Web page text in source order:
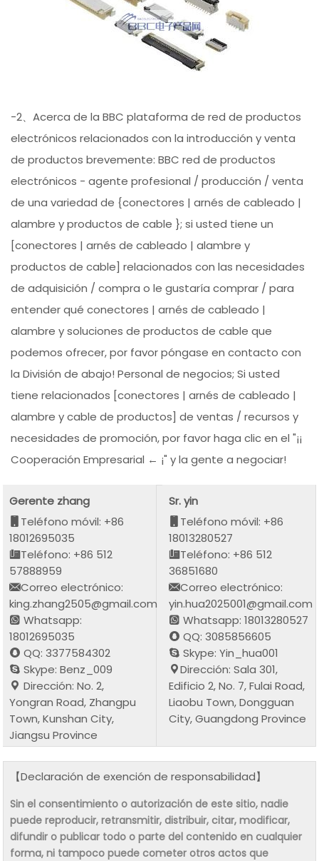
-2、Acerca de la BBC plataforma de red de productos
electrónicos relacionados con la introducción y venta
de productos brevemente: BBC red de productos
electrónicos - agente profesional / producción / venta
de una variedad de {conectores | arnés de cableado |
alambre y productos de cable }; si usted tiene un
[conectores | arnés de cableado | alambre y
productos de cable] relacionados con las necesidades
de adquisición / compra o le gustaría comprar / para
entender qué conectores | arnés de cableado |
alambre y soluciones de productos de cable que
podemos ofrecer, por favor póngase en contacto con
la División de abajo! Personal de negocios; Si usted
tiene relacionados [conectores | arnés de cableado |
alambre y cable de productos] de ventas / recursos y
necesidades de promoción, por favor haga clic en el "¡¡
Cooperación Empresarial ← ¡" y la gente a negociar!
Gerente zhang
Teléfono móvil: +86
18012695035
Teléfono: +86 512
57888959
Correo electrónico:
king.zhang2505@gmail.com
Whatsapp:
18012695035
QQ: 3377584302
Skype: Benz_009
Dirección: No. 2,
Yongran Road, Zhangpu
Town, Kunshan City,
Jiangsu Province
Sr. yin
Teléfono móvil: +86
18013280527
Teléfono: +86 512
36851680
Correo electrónico:
yin.hua2025001@gmail.com
Whatsapp: 18013280527
QQ: 3085856605
Skype: Yin_hua001
Dirección: Sala 301,
Edificio 2, No. 7, Fulai Road,
Liaobu Town, Dongguan
City, Guangdong Province
【Declaración de exención de responsabilidad】
Sin el consentimiento o autorización de este sitio, nadie
puede reproducir, retransmitir, distribuir, citar, modificar,
difundir o publicar todo o parte del contenido en cualquier
forma, ni tampoco puede cometer otros actos que